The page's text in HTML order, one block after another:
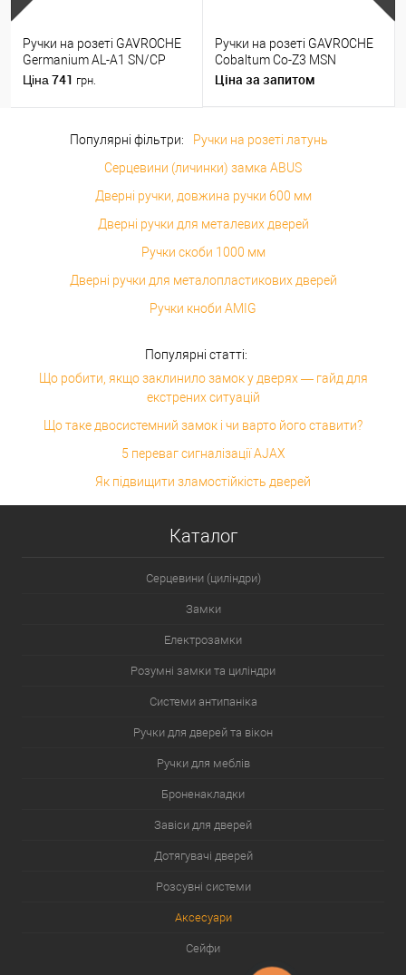
Ручки на розеті GAVROCHE
Germanium AL-A1 SN/CP
нікель/хром
Ціна 741 грн.
Ручки на розеті GAVROCHE
Cobaltum Co-Z3 MSN
матовий нікель
Ціна за запитом
Популярні фільтри:
Ручки на розеті латунь
Серцевини (личинки) замка ABUS
Дверні ручки, довжина ручки 600 мм
Дверні ручки для металевих дверей
Ручки скоби 1000 мм
Дверні ручки для металопластикових дверей
Ручки кноби AMIG
Популярні статті:
Що робити, якщо заклинило замок у дверях — гайд для
екстрених ситуацій
Що таке двосистемний замок і чи варто його ставити?
5 переваг сигналізації AJAX
Як підвищити зламостійкість дверей
Каталог
Серцевини (циліндри)
Замки
Електрозамки
Розумні замки та циліндри
Системи антипаніка
Ручки для дверей та вікон
Ручки для меблів
Броненакладки
Завіси для дверей
Дотягувачі дверей
Розсувні системи
Аксесуари
Сейфи